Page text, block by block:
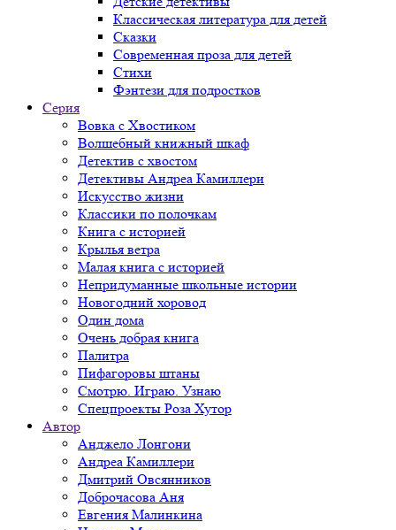
Классическая литература для детей
Сказки
Современная проза для детей
Стихи
Фэнтези для подростков
Серия
Вовка с Хвостиком
Волшебный книжный шкаф
Детектив с хвостом
Детективы Андреа Камиллери
Искусство жизни
Классики по полочкам
Книга с историей
Крылья ветра
Малая книга с историей
Непридуманные школьные истории
Новогодний хоровод
Один дома
Очень добрая книга
Палитра
Пифагоровы штаны
Смотрю. Играю. Узнаю
Спецпроекты Роза Хутор
Автор
Анджело Лонгони
Андреа Камиллери
Дмитрий Овсянников
Доброчасова Аня
Евгения Малинкина